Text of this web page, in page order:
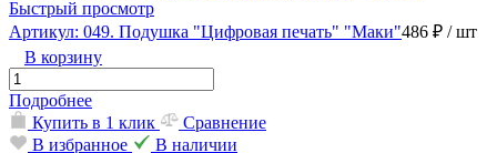
Быстрый просмотр
Артикул: 049. Подушка "Цифровая печать" "Маки"486 ₽ / шт
В корзину
Подробнее
Купить в 1 клик
Сравнение
В избранное
В наличии